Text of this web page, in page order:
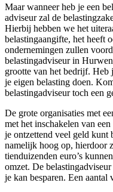
Maar wanneer heb je een
adviseur zal de
Hierbij hebben we het
belastingaangifte, het heeft
ondernemingen zullen
belastingadviseur in
grootte van het bedrijf. Heb
je eigen belasting doen.
belastingadviseur toch een
De grote organisaties met
met het inschakelen van
je ontzettend veel geld kunt
namelijk hoog op, hierdoor
tienduizenden euro’s
omzet. De
je kan besparen. Een aantal